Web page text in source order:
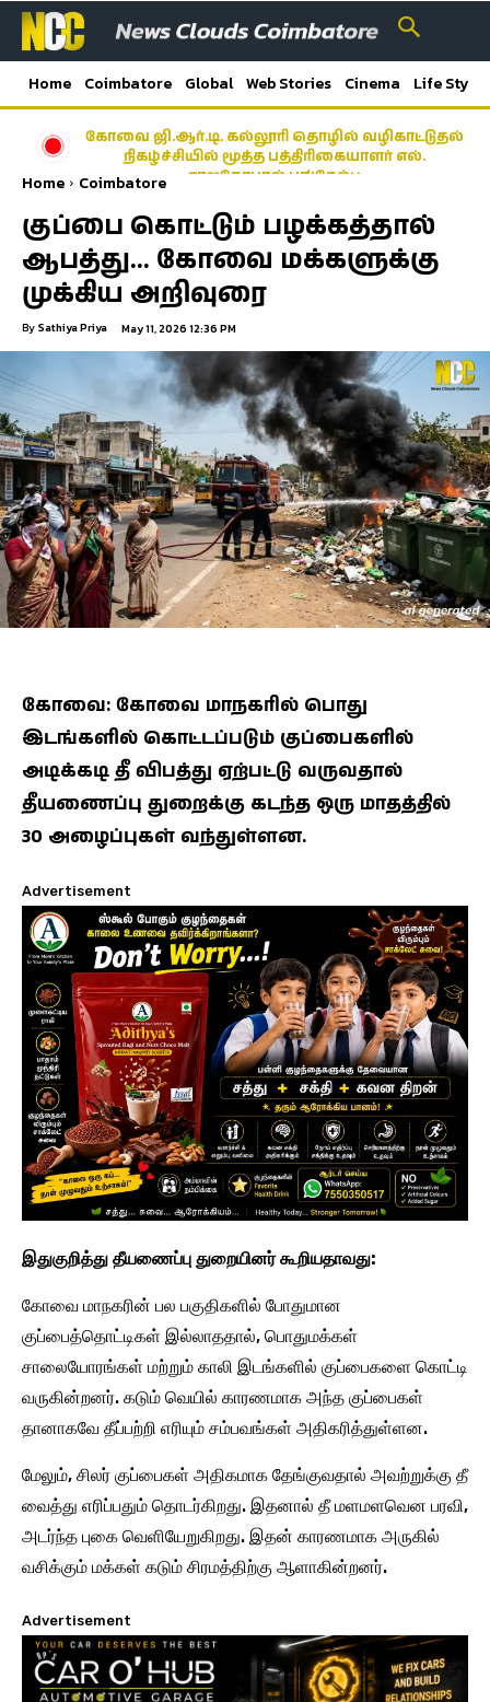
Home Coimbatore Global Web Stories Cinema Life Style
கோவை ஜி.ஆர்.டி. கல்லூரி தொழில் வழிகாட்டுதல்
நிகழ்ச்சியில் மூத்த பத்திரிகையாளர் எல்.
ராஜகோபால் பங்கேற்பு
Home Coimbatore
குப்பை கொட்டும் பழக்கத்தால்
ஆபத்து… கோவை மக்களுக்கு
முக்கிய அறிவுரை
By Sathiya Priya May 11, 2026 12:36 PM
கோவை: கோவை மாநகரில் பொது
இடங்களில் கொட்டப்படும் குப்பைகளில்
அடிக்கடி தீ விபத்து ஏற்பட்டு வருவதால்
தீயணைப்பு துறைக்கு கடந்த ஒரு மாதத்தில்
30 அழைப்புகள் வந்துள்ளன.
Advertisement
இதுகுறித்து தீயணைப்பு துறையினர் கூறியதாவது:
கோவை மாநகரின் பல பகுதிகளில் போதுமான
குப்பைத்தொட்டிகள் இல்லாததால், பொதுமக்கள்
சாலையோரங்கள் மற்றும் காலி இடங்களில் குப்பைகளை கொட்டி
வருகின்றனர். கடும் வெயில் காரணமாக அந்த குப்பைகள்
தானாகவே தீப்பற்றி எரியும் சம்பவங்கள் அதிகரித்துள்ளன.
மேலும், சிலர் குப்பைகள் அதிகமாக தேங்குவதால் அவற்றுக்கு தீ
வைத்து எரிப்பதும் தொடர்கிறது. இதனால் தீ மளமளவென பரவி,
அடர்ந்த புகை வெளியேறுகிறது. இதன் காரணமாக அருகில்
வசிக்கும் மக்கள் கடும் சிரமத்திற்கு ஆளாகின்றனர்.
Advertisement